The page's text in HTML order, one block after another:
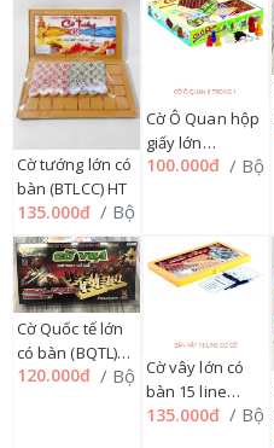
Cờ tướng lớn có
bàn (BTLCC) HT
135.000đ / Bộ
Cờ Ô Quan hộp
giấy lớn
(KOQHGL) 6 in1
100.000đ / Bộ
Cờ Quốc tế lớn
có bàn (BQTL)
HT
120.000đ / Bộ Cờ vây lớn có
bàn 15 line
(BVLCC) HT
135.000đ / Bộ